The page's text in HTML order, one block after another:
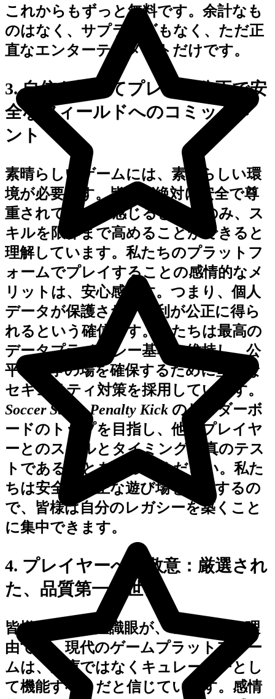
これからもずっと無料です。余計なも
のはなく、サプライズもなく、ただ正
直なエンターテイメントだけです。
3. 自信を持ってプレイ：公正で安
全なフィールドへのコミットメ
ント
素晴らしいゲームには、素晴らしい環
境が必要です。皆様が絶対に安全で尊
重されていると感じるときにのみ、ス
キルを限界まで高めることができると
理解しています。私たちのプラットフ
ォームでプレイすることの感情的なメ
リットは、安心感です。つまり、個人
データが保護され、勝利が公正に得ら
れるという確信です。私たちは最高の
データプライバシー基準を維持し、公
平な競争の場を確保するために堅牢な
セキュリティ対策を採用しています。
Soccer Strike Penalty Kick のリーダーボ
ードのトップを目指し、他のプレイヤ
ーとのスキルとタイミングの真のテス
トであることを知ってください。私た
ちは安全で公正な遊び場を構築するの
で、皆様は自分のレガシーを築くこと
に集中できます。
4. プレイヤーへの敬意：厳選され
た、品質第一の世界
皆様の知性と鑑識眼が、ここにいる理
由です。現代のゲームプラットフォー
ムは、倉庫ではなくキュレーターとし
て機能すべきだと信じています。感情